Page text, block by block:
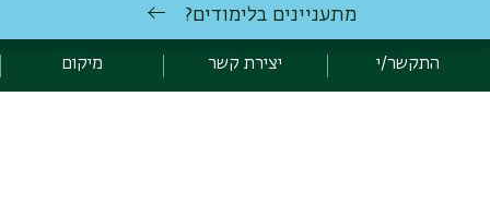
כל הזכויות שמורות: המחלקה לתרבות צרפת, הפקולטה למדעי הרוח |
03-7384101 |
מתעניינים בלימודים?
התקשר/י יצירת קשר מיקום